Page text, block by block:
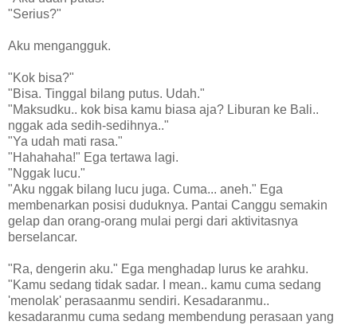
"Serius?"
Aku mengangguk.
"Kok bisa?"
"Bisa. Tinggal bilang putus. Udah."
"Maksudku.. kok bisa kamu biasa aja? Liburan ke Bali..
nggak ada sedih-sedihnya.."
"Ya udah mati rasa."
"Hahahaha!" Ega tertawa lagi.
"Nggak lucu."
"Aku nggak bilang lucu juga. Cuma... aneh." Ega
membenarkan posisi duduknya. Pantai Canggu semakin
gelap dan orang-orang mulai pergi dari aktivitasnya
berselancar.
"Ra, dengerin aku." Ega menghadap lurus ke arahku.
"Kamu sedang tidak sadar. I mean.. kamu cuma sedang
'menolak' perasaanmu sendiri. Kesadaranmu..
kesadaranmu cuma sedang membendung perasaan yang